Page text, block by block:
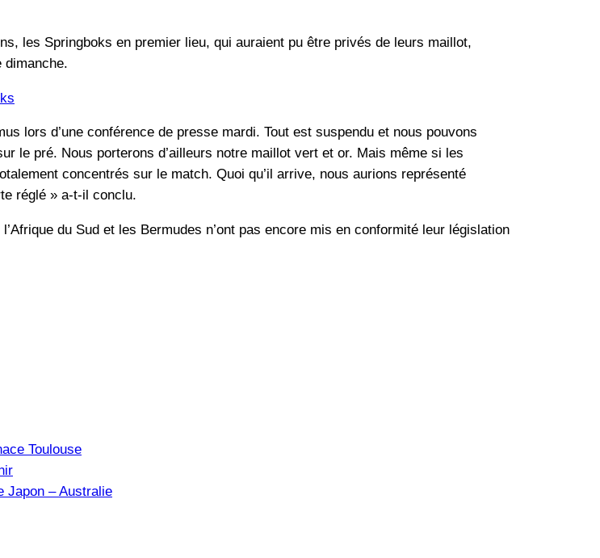
les Springboks en premier lieu, qui auraient pu être privés de leurs maillot,
dimanche.
lors d’une conférence de presse mardi. Tout est suspendu et nous pouvons
le pré. Nous porterons d’ailleurs notre maillot vert et or. Mais même si les
concentrés sur le match. Quoi qu’il arrive, nous aurions représenté
réglé » a-t-il conclu.
du Sud et les Bermudes n’ont pas encore mis en conformité leur législation
Toulouse
Japon – Australie